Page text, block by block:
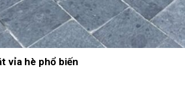
vỉa hè phổ biến